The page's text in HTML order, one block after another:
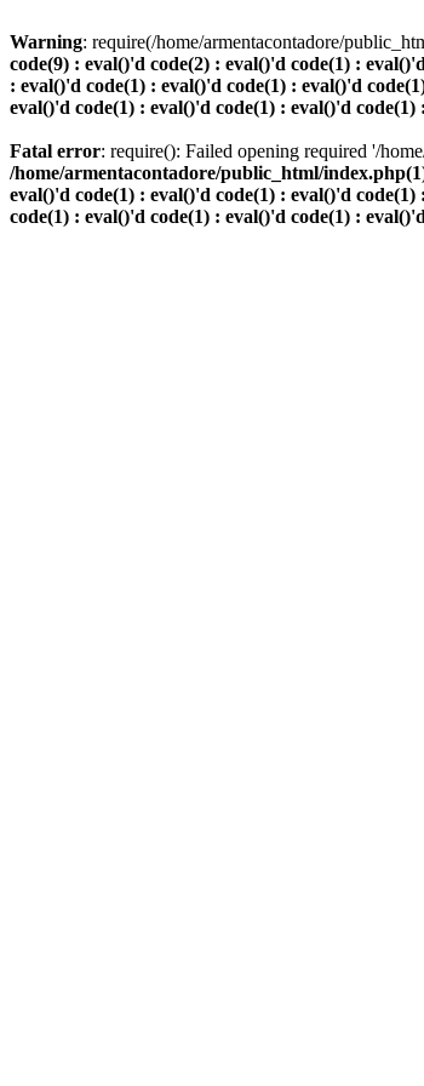
Warning: require(/home/armentacontadore/
code(9) : eval()'d code(2) : eval()'d code(1) :
: eval()'d code(1) : eval()'d code(1) : eval()'d
eval()'d code(1) : eval()'d code(1) : eval()'d code(1)
Fatal error: require(): Failed opening required '/
/home/armentacontadore/public_html/
eval()'d code(1) : eval()'d code(1) : eval()'d
code(1) : eval()'d code(1) : eval()'d code(1) :